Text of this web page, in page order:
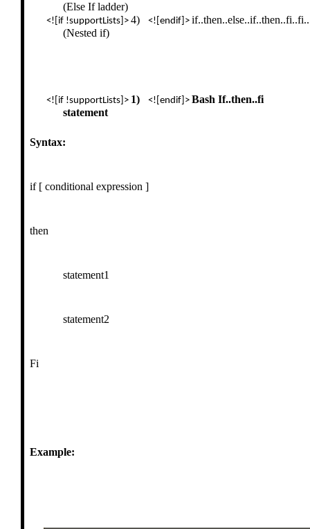
(Else If ladder)
<![if !supportLists]> 4) <![endif]> if..then..else..if..then..fi..fi..
(Nested if)
<![if !supportLists]> 1) <![endif]> Bash If..then..fi
statement
Syntax:
if [ conditional expression ]
then
statement1
statement2
Fi
Example: